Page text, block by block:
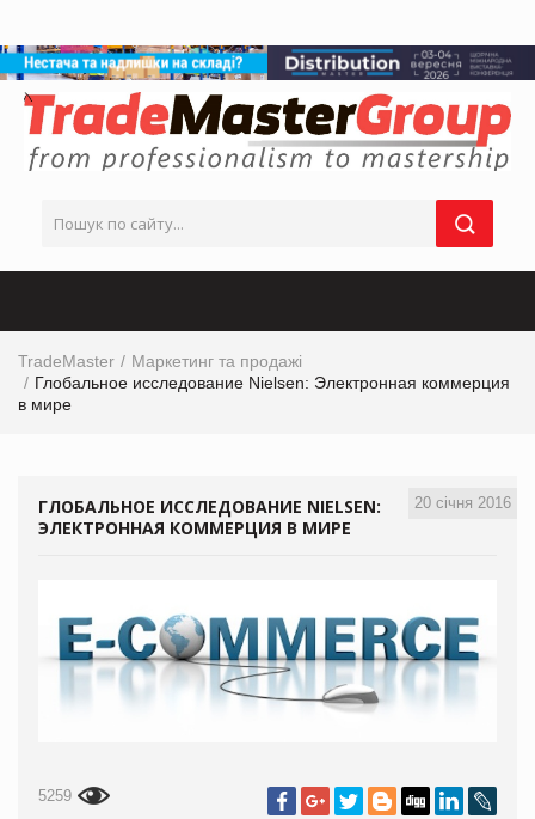
TradeMaster
Маркетинг та продажі
Глобальное исследование Nielsen: Электронная коммерция
в мире
20 січня 2016
ГЛОБАЛЬНОЕ ИССЛЕДОВАНИЕ NIELSEN:
ЭЛЕКТРОННАЯ КОММЕРЦИЯ В МИРЕ
5259